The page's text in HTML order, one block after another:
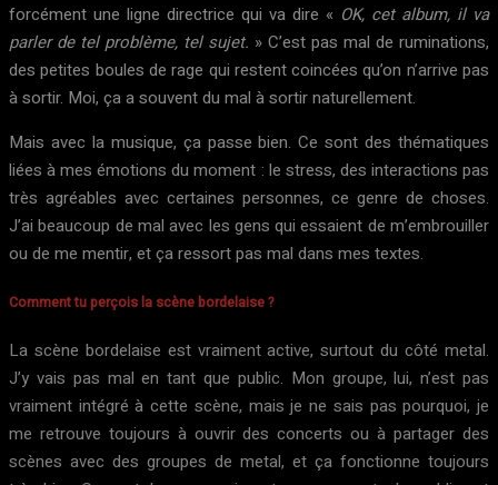
forcément une ligne directrice qui va dire « OK, cet album, il va
parler de tel problème, tel sujet. » C’est pas mal de ruminations,
des petites boules de rage qui restent coincées qu’on n’arrive pas
à sortir. Moi, ça a souvent du mal à sortir naturellement.
Mais avec la musique, ça passe bien. Ce sont des thématiques
liées à mes émotions du moment : le stress, des interactions pas
très agréables avec certaines personnes, ce genre de choses.
J’ai beaucoup de mal avec les gens qui essaient de m’embrouiller
ou de me mentir, et ça ressort pas mal dans mes textes.
Comment tu perçois la scène bordelaise ?
La scène bordelaise est vraiment active, surtout du côté metal.
J’y vais pas mal en tant que public. Mon groupe, lui, n’est pas
vraiment intégré à cette scène, mais je ne sais pas pourquoi, je
me retrouve toujours à ouvrir des concerts ou à partager des
scènes avec des groupes de metal, et ça fonctionne toujours